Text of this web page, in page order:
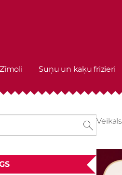
Zīmoli Suņu un kaķu frizieri
Veikals